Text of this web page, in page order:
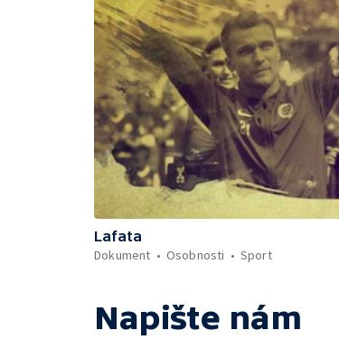
Lafata
Dokument
Osobnosti Sport
Napište nám